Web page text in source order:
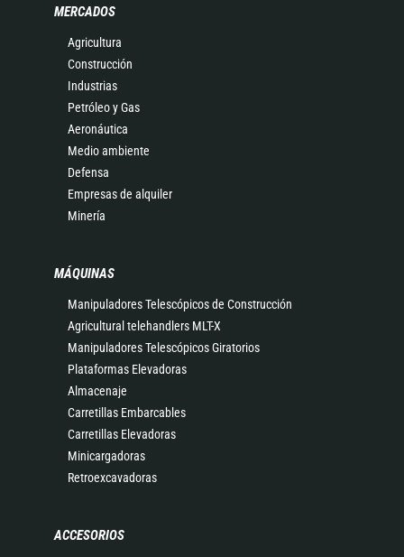
MERCADOS
Agricultura
Construcción
Industrias
Petróleo y Gas
Aeronáutica
Medio ambiente
Defensa
Empresas de alquiler
Minería
MÁQUINAS
Manipuladores Telescópicos de Construcción
Agricultural telehandlers MLT-X
Manipuladores Telescópicos Giratorios
Plataformas Elevadoras
Almacenaje
Carretillas Embarcables
Carretillas Elevadoras
Minicargadoras
Retroexcavadoras
ACCESORIOS